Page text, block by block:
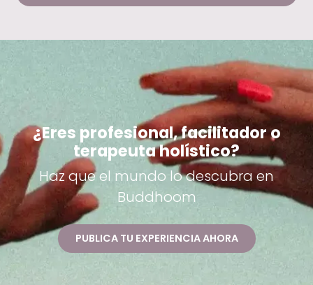
¿Eres profesional, facilitador o
terapeuta holístico?
Haz que el mundo lo descubra en
Buddhoom
PUBLICA TU EXPERIENCIA AHORA